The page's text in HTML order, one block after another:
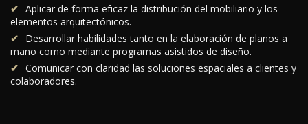
Aplicar de forma eficaz la distribución del mobiliario y los
elementos arquitectónicos.
Desarrollar habilidades tanto en la elaboración de planos a
mano como mediante programas asistidos de diseño.
Comunicar con claridad las soluciones espaciales a clientes y
colaboradores.